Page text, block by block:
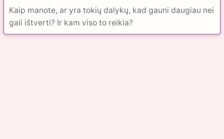
Kaip manote, ar yra tokių dalykų, kad gauni daugiau nei
gali ištverti? Ir kam viso to reikia?